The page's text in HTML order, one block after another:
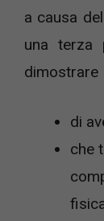
a causa
una terza
dimostrare
di
che